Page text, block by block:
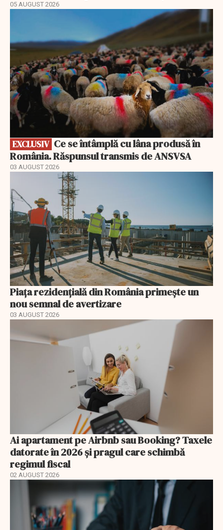
05 AUGUST 2026
EXCLUSIV
România. Răspunsul transmis de ANSVSA
03 AUGUST 2026
Piața rezidențială din România primește un
nou semnal de avertizare
03 AUGUST 2026
Ai apartament pe Airbnb sau Booking? Taxele
datorate în 2026 și pragul care schimbă
regimul fiscal
02 AUGUST 2026